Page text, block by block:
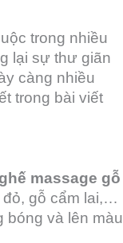
trong nhiều
lại sự thư giãn
càng nhiều
trong bài viết
massage gỗ
đỏ, gỗ cẩm lai,…
bóng và lên màu